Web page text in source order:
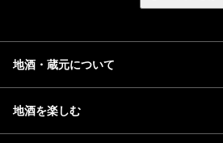
地酒・蔵元について
地酒を楽しむ